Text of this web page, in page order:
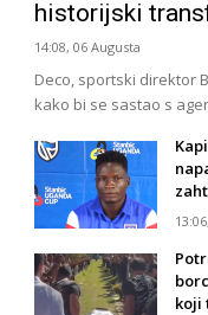
historijski
14:08, 06 Augusta
Deco, sportski direktor
kako bi se sastao s
koji